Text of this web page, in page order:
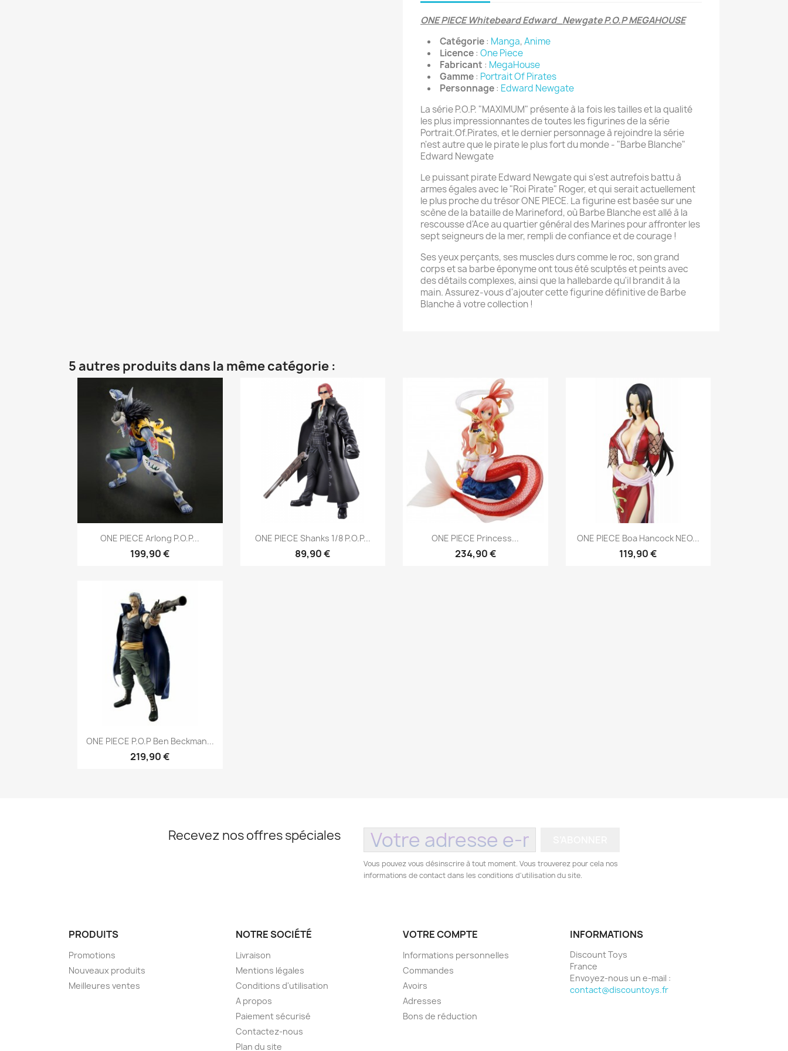
ONE PIECE Whitebeard Edward_Newgate P.O.P MEGAHOUSE
Catégorie: Manga,Anime
Licence: One Piece
Fabricant : MegaHouse
Gamme: Portrait Of Pirates
Personnage: Edward Newgate
La série P.O.P. "MAXIMUM" présente à la fois les tailles et la qualité
les plus impressionnantes de toutes les figurines de la série
Portrait.Of.Pirates, et le dernier personnage à rejoindre la série
n'est autre que le pirate le plus fort du monde - "Barbe Blanche"
Edward Newgate
Le puissant pirate Edward Newgate qui s'est autrefois battu à
armes égales avec le "Roi Pirate" Roger, et qui serait actuellement
le plus proche du trésor ONE PIECE. La figurine est basée sur une
scène de la bataille de Marineford, où Barbe Blanche est allé à la
rescousse d'Ace au quartier général des Marines pour affronter les
sept seigneurs de la mer, rempli de confiance et de courage !
Ses yeux perçants, ses muscles durs comme le roc, son grand
corps et sa barbe éponyme ont tous été sculptés et peints avec
des détails complexes, ainsi que la hallebarde qu'il brandit à la
main. Assurez-vous d'ajouter cette figurine définitive de Barbe
Blanche à votre collection !
5 autres produits dans la même catégorie :
Aperçu rapide
ONE PIECE Arlong P.O.P...
199,90 €
Aperçu rapide
ONE PIECE Shanks 1/8 P.O.P...
89,90 €
 Aperçu rapide
ONE PIECE Princess...
234,90 €
Aperçu rapide
ONE PIECE Boa Hancock NEO...
119,90 €
Aperçu rapide
ONE PIECE P.O.P Ben Beckman...
219,90 €
Recevez nos offres spéciales
Vous pouvez vous désinscrire à tout moment. Vous trouverez pour cela nos
informations de contact dans les conditions d'utilisation du site.
PRODUITS
Promotions
Nouveaux produits
Meilleures ventes
NOTRE SOCIÉTÉ
Livraison
Mentions légales
Conditions d'utilisation
A propos
Paiement sécurisé
Contactez-nous
Plan du site
VOTRE COMPTE
Informations personnelles
Commandes
Avoirs
Adresses
Bons de réduction
INFORMATIONS
Discount Toys
France
Envoyez-nous un e-mail :
contact@discountoys.fr